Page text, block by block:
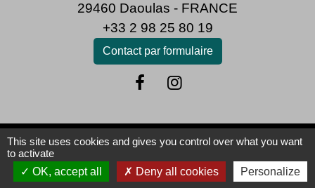
29460 Daoulas - FRANCE
+33 2 98 25 80 19
Contact par formulaire
Mentions légales
Accessibilité - Plan du site -
This site uses cookies and gives you control over what you want
to activate
OK, accept all
Deny all cookies Personalize